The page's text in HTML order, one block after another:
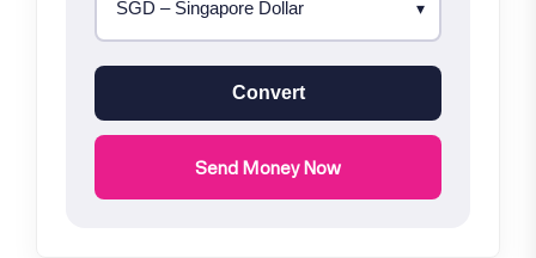
Convert
Send Money Now